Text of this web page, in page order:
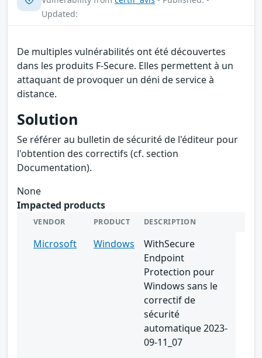
Updated:
De multiples vulnérabilités ont été découvertes
dans les produits F-Secure. Elles permettent à un
attaquant de provoquer un déni de service à
distance.
Solution
Se référer au bulletin de sécurité de l'éditeur pour
l'obtention des correctifs (cf. section
Documentation).
None
Impacted products
VENDOR PRODUCT DESCRIPTION
Microsoft Windows
WithSecure
Endpoint
Protection pour
Windows sans le
correctif de
sécurité
automatique 2023-
09-11_07